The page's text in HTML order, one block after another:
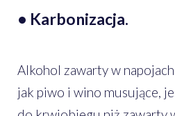
• Karbonizacja.
Alkohol zawarty w
jak piwo i wino musujące,